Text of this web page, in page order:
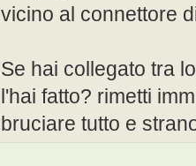
vicino al connettore
Se hai collegato tra
l'hai fatto? rimetti
bruciare tutto e